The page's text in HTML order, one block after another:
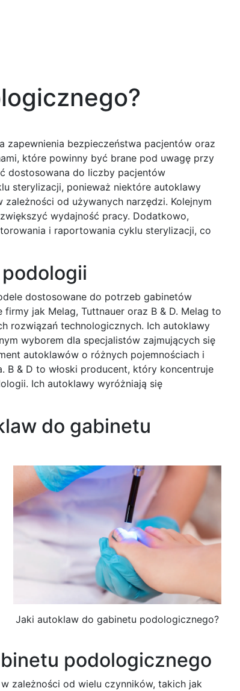
bezpieczeństwa pacjentów oraz
które powinny być brane pod uwagę przy
dostosowana do liczby pacjentów
sterylizacji, ponieważ niektóre autoklawy
od używanych narzędzi. Kolejnym
wydajność pracy. Dodatkowo,
i raportowania cyklu sterylizacji, co
dostosowane do potrzeb gabinetów
jak Melag, Tuttnauer oraz B & D. Melag to
rozwiązań technologicznych. Ich autoklawy
wyborem dla specjalistów zajmujących się
autoklawów o różnych pojemnościach i
B & D to włoski producent, który koncentruje
Ich autoklawy wyróżniają się
do gabinetu
Jaki autoklaw do gabinetu podologicznego?
podologicznego
zależności od wielu czynników, takich jak